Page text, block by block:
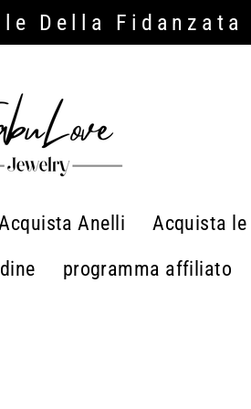
Della Fidanzata
Anelli Acquista le
programma affiliato